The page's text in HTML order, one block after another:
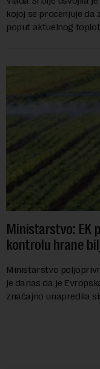
kojoj se procenjuje
poput aktuelnog
Ministarstvo: EK
kontrolu hrane
Ministarstvo
je danas da je
značajno unapredila